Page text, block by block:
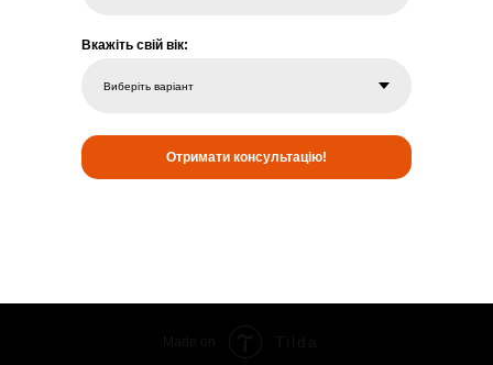
Вкажіть свій вік:
Отримати консультацію!